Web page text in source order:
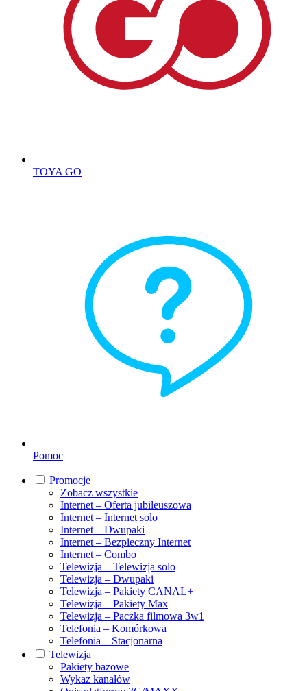
TOYA GO
Pomoc
Promocje
Zobacz wszystkie
Internet – Oferta jubileuszowa
Internet – Internet solo
Internet – Dwupaki
Internet – Bezpieczny Internet
Internet – Combo
Telewizja – Telewizja solo
Telewizja – Dwupaki
Telewizja – Pakiety CANAL+
Telewizja – Pakiety Max
Telewizja – Paczka filmowa 3w1
Telefonia – Komórkowa
Telefonia – Stacjonarna
Telewizja
Pakiety bazowe
Wykaz kanałów